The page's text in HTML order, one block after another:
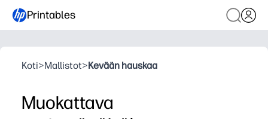
Printables
Koti>Mallistot>Kevään hauskaa
Muokattava